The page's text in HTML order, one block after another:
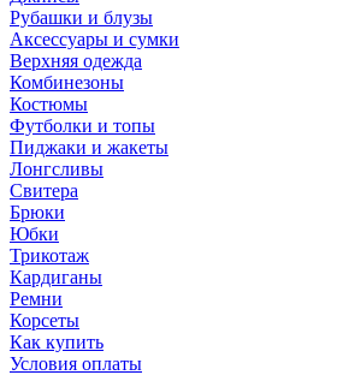
Рубашки и блузы
Аксессуары и сумки
Верхняя одежда
Комбинезоны
Костюмы
Футболки и топы
Пиджаки и жакеты
Лонгсливы
Свитера
Брюки
Юбки
Трикотаж
Кардиганы
Ремни
Корсеты
Как купить
Условия оплаты